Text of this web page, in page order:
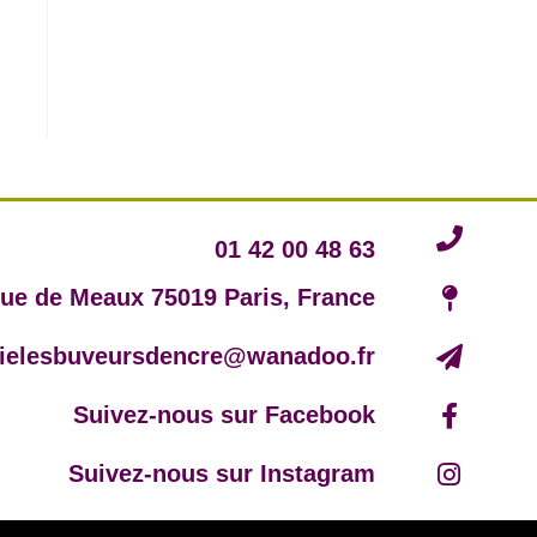
01 42 00 48 63
de Meaux 75019 Paris, France
Suivez-nous sur Facebook
Suivez-nous sur Instagram